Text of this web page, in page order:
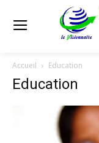
Accueil Education
Education